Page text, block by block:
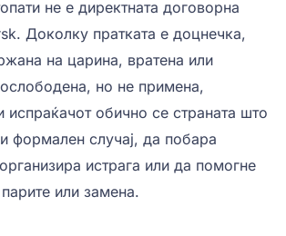
не е директната договорна
Доколку пратката е доцнечка,
на царина, вратена или
но не примена,
испраќачот обично се страната што
формален случај, да побара
истрага или да помогне
или замена.